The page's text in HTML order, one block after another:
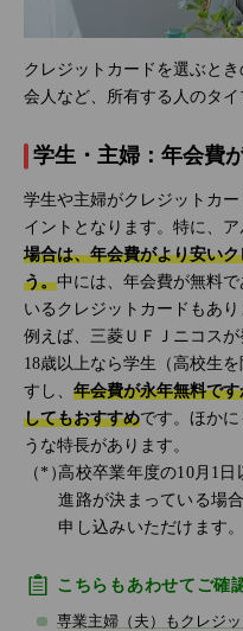
クレジットカードを選ぶと
会人など、所有する人のタイ
学生・主婦：年会費
学生や主婦がクレジットカ
イントとなります。特に、
場合は、年会費がより安い
う。中には、年会費が無料
いるクレジットカードもあり
例えば、三菱ＵＦＪニコスが
18歳以上なら学生（高校生
すし、 年会費が永年無料で
してもおすすめです。ほか
うな特長があります。
高校卒業年度の10月1
進路が決まっている場
申し込みいただけます。
こちらもあわせてご確
専業主婦（夫）もクレジ